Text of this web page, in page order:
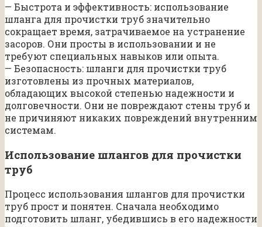
— Быстрота и эффективность: использование
шланга для прочистки труб значительно
сокращает время, затрачиваемое на устранение
засоров. Они просты в использовании и не
требуют специальных навыков или опыта.
— Безопасность: шланги для прочистки труб
изготовлены из прочных материалов,
обладающих высокой степенью надежности и
долговечности. Они не повреждают стены труб и
не причиняют никаких повреждений внутренним
системам.
Использование шлангов для прочистки
труб
Процесс использования шлангов для прочистки
труб прост и понятен. Сначала необходимо
подготовить шланг, убедившись в его надежности